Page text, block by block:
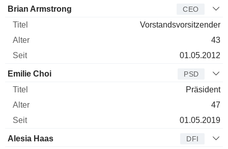
Manager Titel Alter
Brian Armstrong CEO
Vorstandsvorsitzender
43
01.05.2012
Emilie Choi PSD
Präsident
47
01.05.2019
Alesia Haas DFI